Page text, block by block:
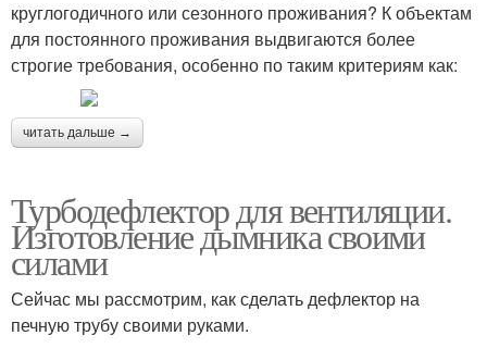
круглогодичного или сезонного проживания? К объектам
для постоянного проживания выдвигаются более
строгие требования, особенно по таким критериям как:
читать дальше →
Турбодефлектор для вентиляции.
Изготовление дымника своими
силами
Сейчас мы рассмотрим, как сделать дефлектор на
печную трубу своими руками.